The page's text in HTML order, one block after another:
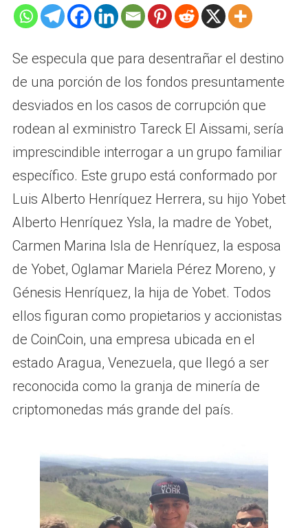
Se especula que para desentrañar el destino
de una porción de los fondos presuntamente
desviados en los casos de corrupción que
rodean al exministro Tareck El Aissami, sería
imprescindible interrogar a un grupo familiar
específico. Este grupo está conformado por
Luis Alberto Henríquez Herrera, su hijo Yobet
Alberto Henríquez Ysla, la madre de Yobet,
Carmen Marina Isla de Henríquez, la esposa
de Yobet, Oglamar Mariela Pérez Moreno, y
Génesis Henríquez, la hija de Yobet. Todos
ellos figuran como propietarios y accionistas
de CoinCoin, una empresa ubicada en el
estado Aragua, Venezuela, que llegó a ser
reconocida como la granja de minería de
criptomonedas más grande del país.